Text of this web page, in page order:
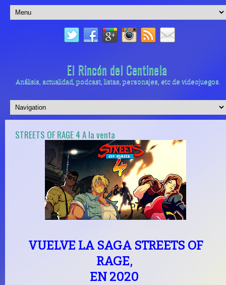
El Rincón del Centinela
Análisis, actualidad, podcast, listas, personajes, etc de videojuegos.
STREETS OF RAGE 4 A la venta
VUELVE LA SAGA STREETS OF
RAGE,
EN 2020